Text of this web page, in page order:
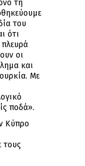
τη
του
ότι
πλευρά
οι
και
Με
ποδά».
Κύπρο
τους